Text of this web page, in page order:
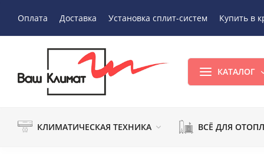
Оплата Доставка Установка сплит-систем Купить в
КАТАЛОГ
КЛИМАТИЧЕСКАЯ ТЕХНИКА ВСЁ ДЛЯ